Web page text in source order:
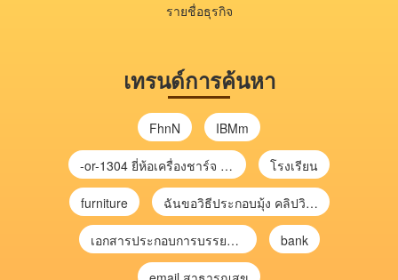
รายชื่อธุรกิจ
เทรนด์การค้นหา
FhnN IBMm
-or-1304 ยี่ห้อเครื่องชาร์จ chargecore โรงเรียน
furniture ฉันขอวิธีประกอบมุ้ง คลิปวิดีโอ การประกอบมุ้ง
เอกสารประกอบการบรรยาย การประเมินความเสี่ยงเพื่อวางแผนการตรวจสอบ \ bank